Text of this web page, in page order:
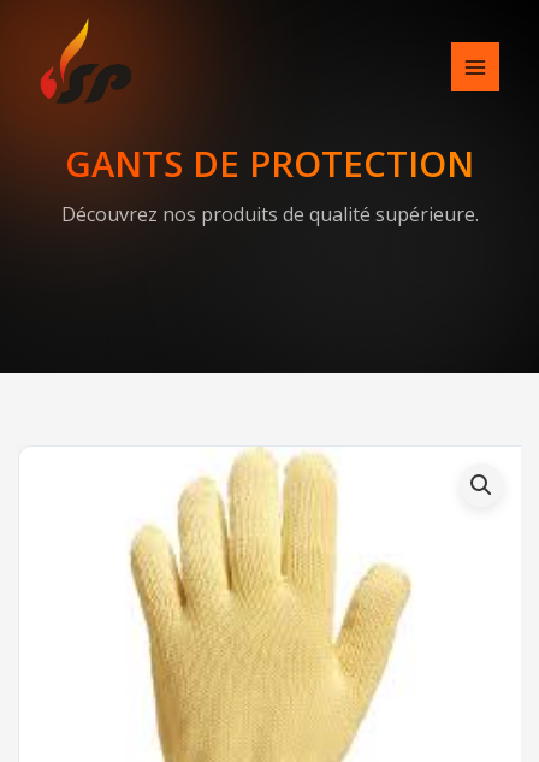
content
GANTS DE PROTECTION
Découvrez nos produits de qualité supérieure.